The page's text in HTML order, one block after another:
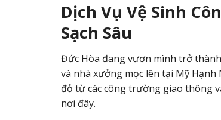
Dịch Vụ Vệ Sinh
Sạch Sâu
Đức Hòa đang vươn mình trở
và nhà xưởng mọc lên tại Mỹ
đỏ từ các công trường giao thông
nơi đây.